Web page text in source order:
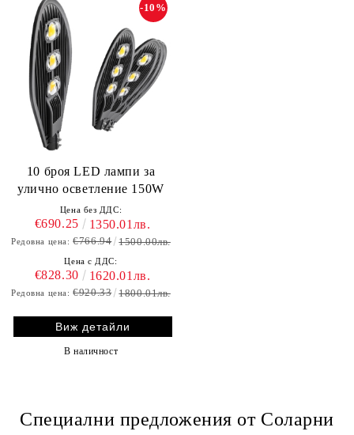
10 броя LED лампи за
улично осветление 150W
-10%
Цена без ДДС:
€690.25 1350.01лв.
Редовна цена: €766.94 1500.00лв.
Цена с ДДС:
€828.30 1620.01лв.
Редовна цена: €920.33 1800.01лв.
Виж детайли
В наличност
Специални предложения от Соларни